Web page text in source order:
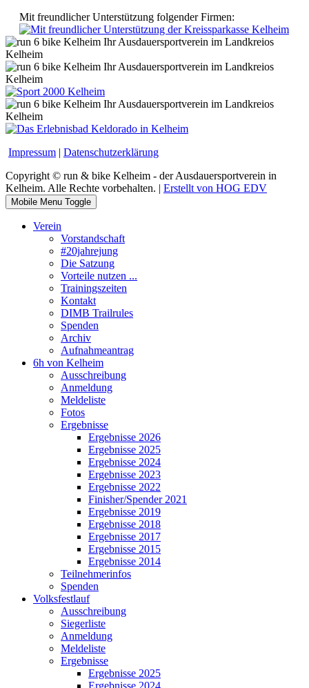
Mit freundlicher Unterstützung folgender Firmen:
Impressum | Datenschutzerklärung
Copyright © run & bike Kelheim - der Ausdauersportverein in
Kelheim. Alle Rechte vorbehalten. | Erstellt von HOG EDV
Mobile Menu Toggle
Verein
Vorstandschaft
#20jahrejung
Die Satzung
Vorteile nutzen ...
Trainingszeiten
Kontakt
DIMB Trailrules
Spenden
Archiv
Aufnahmeantrag
6h von Kelheim
Ausschreibung
Anmeldung
Meldeliste
Fotos
Ergebnisse
Ergebnisse 2026
Ergebnisse 2025
Ergebnisse 2024
Ergebnisse 2023
Ergebnisse 2022
Finisher/Spender 2021
Ergebnisse 2019
Ergebnisse 2018
Ergebnisse 2017
Ergebnisse 2015
Ergebnisse 2014
Teilnehmerinfos
Spenden
Volksfestlauf
Ausschreibung
Siegerliste
Anmeldung
Meldeliste
Ergebnisse
Ergebnisse 2025
Ergebnisse 2024